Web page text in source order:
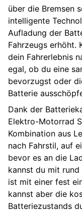
über die Bremsen
intelligente
Aufladung der
Fahrzeugs erhöht.
dein Fahrerlebnis
egal, ob du eine
bevorzugst oder
Batterie
Dank der
Elektro-Motorrad
Kombination aus
nach Fahrstil, auf
bevor es an die
kannst du mit rund
ist mit einer fest
kannst aber die
Batteriezustands